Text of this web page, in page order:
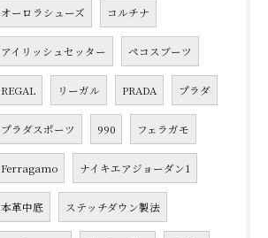
オーロラシューズ コルチナ
アイリッシュセッター ペコスブーツ
REGAL リーガル PRADA プラダ
プラダスポーツ 990 フェラガモ
Ferragamo ナイキエアジョーダン1
本革中底 ステッチダウン製法